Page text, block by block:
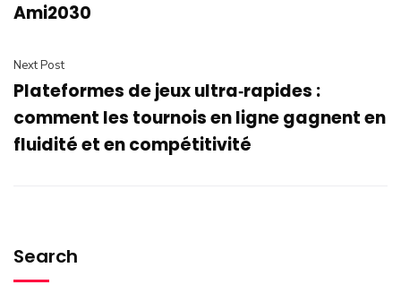
Ami2030
Next Post
Plateformes de jeux ultra‑rapides :
comment les tournois en ligne gagnent en
fluidité et en compétitivité
Search